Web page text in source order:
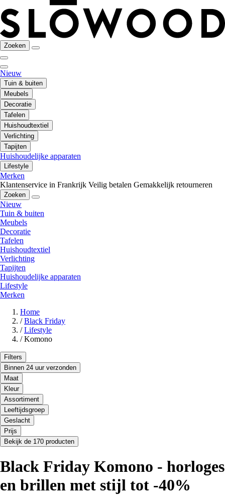
Zoeken
Nieuw
Tuin & buiten
Meubels
Decoratie
Tafelen
Huishoudtextiel
Verlichting
Tapijten
Huishoudelijke apparaten
Lifestyle
Merken
Klantenservice in Frankrijk Veilig betalen Gemakkelijk retourneren
Zoeken
Nieuw
Tuin & buiten
Meubels
Decoratie
Tafelen
Huishoudtextiel
Verlichting
Tapijten
Huishoudelijke apparaten
Lifestyle
Merken
Home
/ Black Friday
/ Lifestyle
/ Komono
Filters
Binnen 24 uur verzonden
Maat
Kleur
Assortiment
Leeftijdsgroep
Geslacht
Prijs
Bekijk de 170 producten
Black Friday Komono - horloges
en brillen met stijl tot -40%